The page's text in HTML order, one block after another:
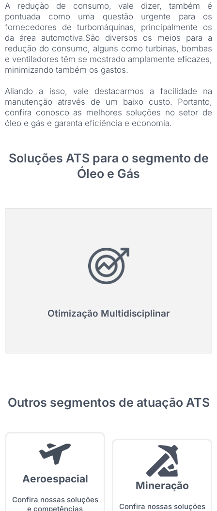
A redução de consumo, vale dizer, também é
pontuada como uma questão urgente para os
fornecedores de turbomáquinas, principalmente os
da área automotiva.São diversos os meios para a
redução do consumo, alguns como turbinas, bombas
e ventiladores têm se mostrado amplamente eficazes,
minimizando também os gastos.
Aliando a isso, vale destacarmos a facilidade na
manutenção através de um baixo custo. Portanto,
confira conosco as melhores soluções no setor de
óleo e gás e garanta eficiência e economia.
Soluções ATS para o segmento de
Óleo e Gás
Otimização Multidisciplinar
Otimização Multidisciplinar
Otimização Multidisciplinar (MDO) é o ramo da
engenharia que utiliza algoritmos de otimização
Ver Mais
Outros segmentos de atuação ATS
Aeroespacial
Confira nossas soluções
e competências
Mineração
Confira nossas soluções